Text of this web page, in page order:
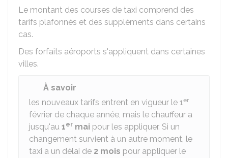
Le montant des courses de taxi comprend des
tarifs plafonnés et des suppléments dans certains
cas.
Des forfaits aéroports s'appliquent dans certaines
villes.
À savoir
les nouveaux tarifs entrent en vigueur le 1er
février de chaque année, mais le chauffeur a
jusqu'au 1er mai pour les appliquer. Si un
changement survient à un autre moment, le
taxi a un délai de 2 mois pour appliquer le